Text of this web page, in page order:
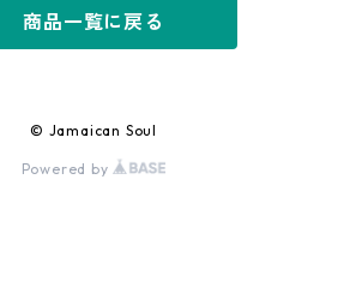
商品一覧に戻る
© Jamaican Soul
Powered by